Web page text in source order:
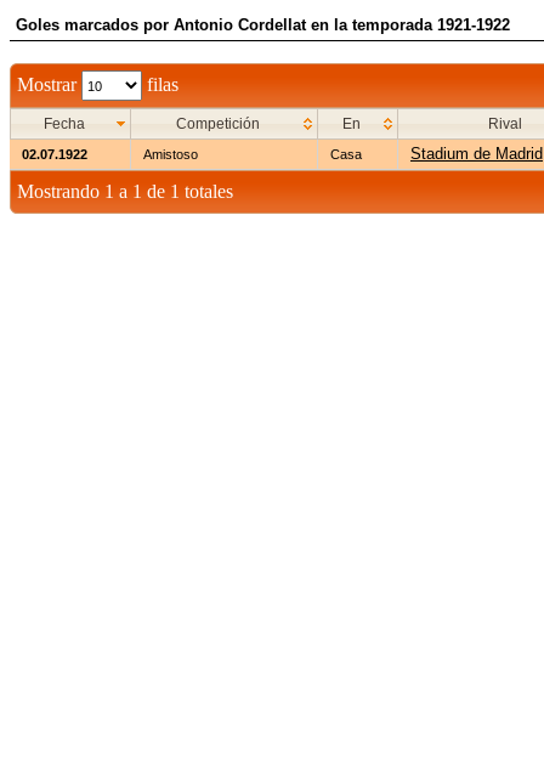
Goles marcados por Antonio Cordellat en la temporada 1921-1922
Mostrar filas
Fecha Competición En Rival
02.07.1922 Amistoso Casa Stadium de Madrid
Mostrando 1 a 1 de 1 totales